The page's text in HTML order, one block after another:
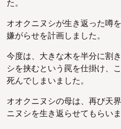
た。
オオクニヌシが生き返った噂
嫌がらせを計画しました。
今度は、大きな木を半分に割
シを挟むという罠を仕掛け、
死んでしまいました。
オオクニヌシの母は、再び天
ニヌシを生き返らせてもらいま